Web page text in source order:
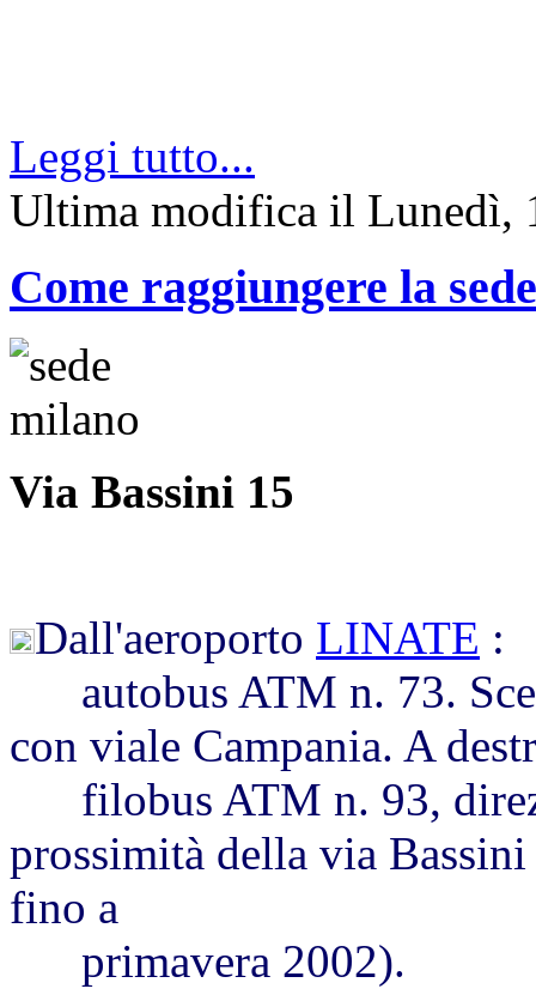
Leggi tutto...
Ultima modifica il Lunedì,
Come raggiungere la
Via Bassini 15
Dall'aeroporto LINATE :
autobus ATM n. 73.
con viale Campania. A
filobus ATM n. 93,
prossimità della via
fino a
primavera 2002).